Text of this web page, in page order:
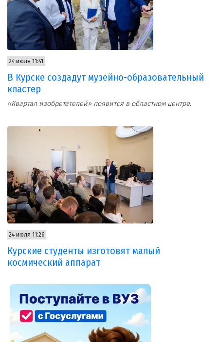
24 июля 11:41
В Курске создадут музейно-образовательный
кластер
«Квартал изобретателей» появится в областном центре.
24 июля 11:26
Курские студенты изготовят малый
космический аппарат